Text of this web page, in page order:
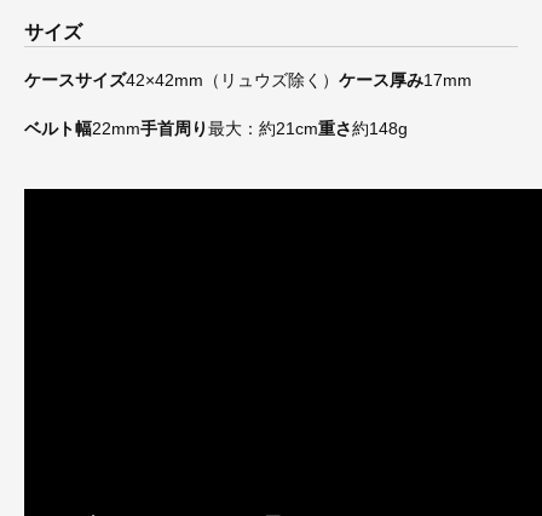
サイズ
ケースサイズ42×42mm（リュウズ除く） ケース厚み17mm
ベルト幅22mm手首周り最大：約21cm重さ約148g